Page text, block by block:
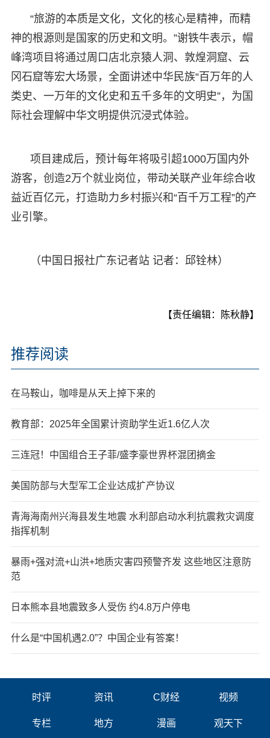
“旅游的本质是文化，文化的核心是精神，而精
神的根源则是国家的历史和文明。”谢铁牛表示，帽
峰湾项目将通过周口店北京猿人洞、敦煌洞窟、云
冈石窟等宏大场景，全面讲述中华民族“百万年的人
类史、一万年的文化史和五千多年的文明史”，为国
际社会理解中华文明提供沉浸式体验。
项目建成后，预计每年将吸引超1000万国内外
游客，创造2万个就业岗位，带动关联产业年综合收
益近百亿元，打造助力乡村振兴和“百千万工程”的产
业引擎。
（中国日报社广东记者站 记者：邱铨林）
【责任编辑：陈秋静】
推荐阅读
在马鞍山，咖啡是从天上掉下来的
教育部：2025年全国累计资助学生近1.6亿人次
三连冠！中国组合王子菲/盛李豪世界杯混团摘金
美国防部与大型军工企业达成扩产协议
青海海南州兴海县发生地震 水利部启动水利抗震救灾调度
指挥机制
暴雨+强对流+山洪+地质灾害四预警齐发 这些地区注意防
范
日本熊本县地震致多人受伤 约4.8万户停电
什么是“中国机遇2.0”？中国企业有答案！
时评 资讯 C财经 视频
专栏 地方 漫画 观天下